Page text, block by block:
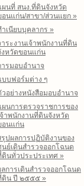
ผนที่ สนง.ที่ดินจังหวัด
อนแก่น/สาขา/ส่วนแยก »
ำเนียบบุคลากร »
าระงานเจ้าพนักงานที่ดิน
งหวัดขอนแก่น
ารมอบอำนาจ
บบฟอร์มต่าง ๆ
วอย่างหนังสือมอบอำนาจ
ผนการตรวจราชการของ
จ้าพนักงานที่ดินจังหวัด
อนแก่น
รุปผลการปฏิบัติงานของ
นย์เดินสำรวจออกโฉนด
ดินทั่วประประเทศ »
ลการเดินสำรวจออกโฉนด
ดิน ปี ๒๕๕๕ »